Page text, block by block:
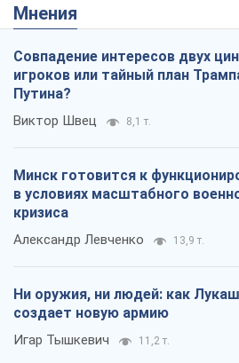
Мнения
Совпадение интересов двух
игроков или тайный план
Путина?
Виктор Швец 8,1 т.
Минск готовится к
в условиях масштабного
кризиса
Александр Левченко 13,9 т.
Ни оружия, ни людей: как
создает новую армию
Игар Тышкевич 11,2 т.